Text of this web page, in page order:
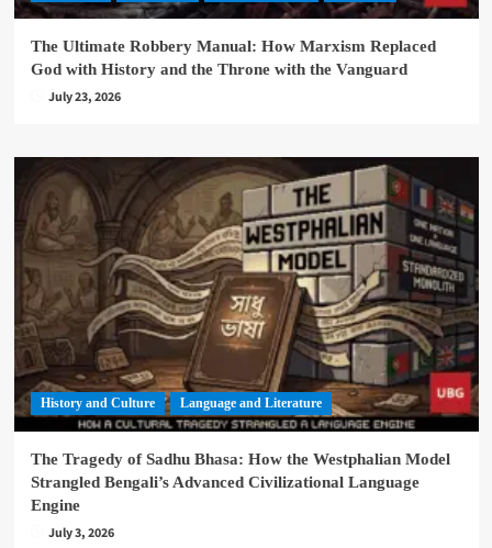
The Ultimate Robbery Manual: How Marxism Replaced
God with History and the Throne with the Vanguard
July 23, 2026
History and Culture Language and Literature
The Tragedy of Sadhu Bhasa: How the Westphalian Model
Strangled Bengali’s Advanced Civilizational Language
Engine
July 3, 2026